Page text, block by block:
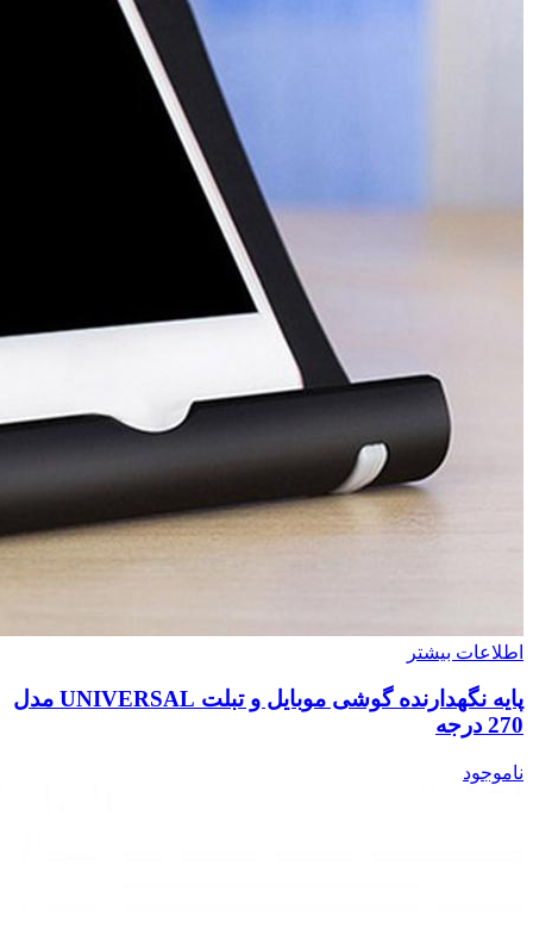
اطلاعات بیشتر
پایه نگهدارنده گوشی موبایل و تبلت UNIVERSAL مدل
270 درجه
ناموجود